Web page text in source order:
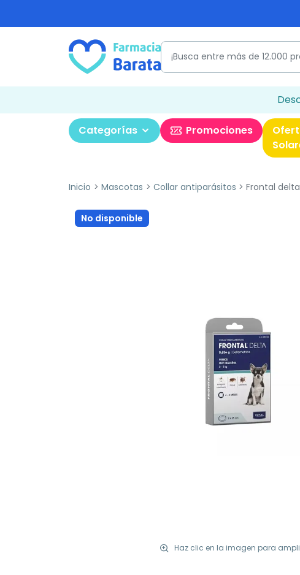
Categorías Promociones
Inicio Mascotas Collar antiparásitos Frontal
No disponible
Haz clic en la imagen para